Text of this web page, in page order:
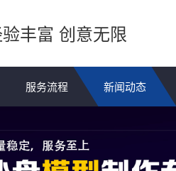
丰富 创意无限
服务流程 新闻动态